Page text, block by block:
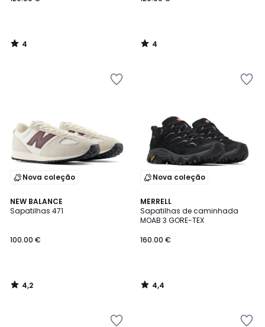
4
/
4
/
Nova coleção
NEW BALANCE
Sapatilhas 471
100.00 €
4,2
/ 5
4,2
/
Nova coleção
MERRELL
Sapatilhas de caminhada
MOAB 3 GORE-TEX
160.00 €
4,4
/ 5
4,4
/